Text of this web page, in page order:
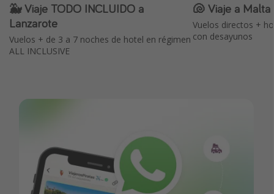
🐳 Viaje TODO INCLUIDO a
Lanzarote
Vuelos + de 3 a 7 noches de hotel en régimen
ALL INCLUSIVE
🐚 Viaje a Malta
Vuelos directos +
con desayunos